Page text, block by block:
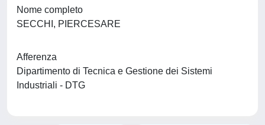
Nome completo
SECCHI, PIERCESARE
Afferenza
Dipartimento di Tecnica e Gestione dei Sistemi
Industriali - DTG